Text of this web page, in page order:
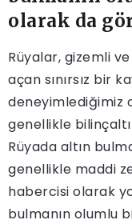
olarak da
Rüyalar, gizemli
açan sınırsız bir
deneyimlediğimiz
genellikle
Rüyada altın
genellikle maddi
habercisi olarak
bulmanın olumlu